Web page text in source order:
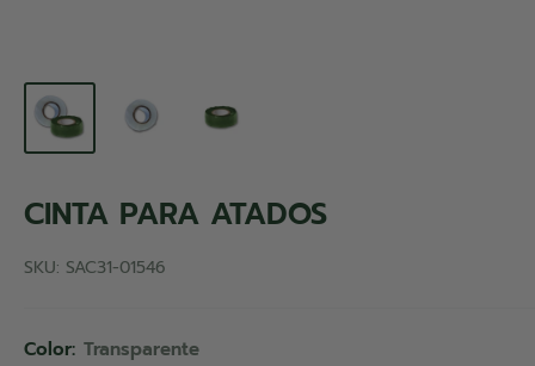
CINTA PARA ATADOS
SKU: SAC31-01546
Color: Transparente